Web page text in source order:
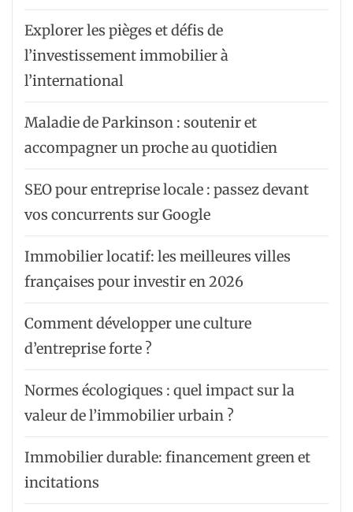
Explorer les pièges et défis de
l’investissement immobilier à
l’international
Maladie de Parkinson : soutenir et
accompagner un proche au quotidien
SEO pour entreprise locale : passez devant
vos concurrents sur Google
Immobilier locatif: les meilleures villes
françaises pour investir en 2026
Comment développer une culture
d’entreprise forte ?
Normes écologiques : quel impact sur la
valeur de l’immobilier urbain ?
Immobilier durable: financement green et
incitations